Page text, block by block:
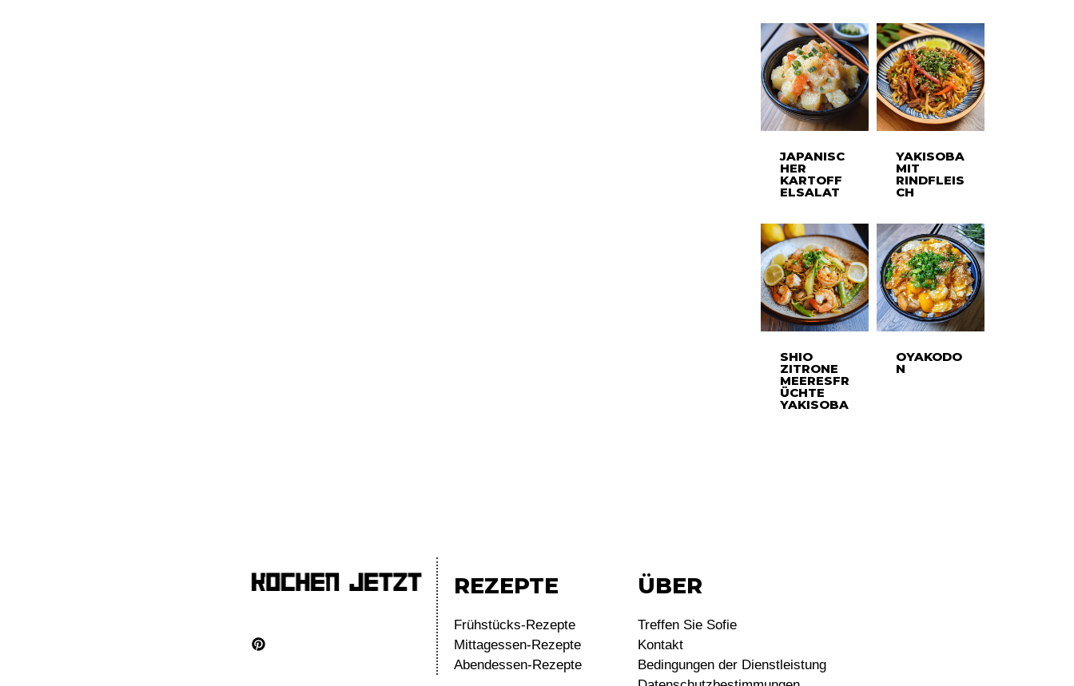
JAPANISC
HER
KARTOFF
ELSALAT
YAKISOBA
MIT
RINDFLEIS
CH
SHIO
ZITRONE
MEERESFR
ÜCHTE
YAKISOBA
OYAKODO
N
REZEPTE
Frühstücks-Rezepte
Mittagessen-Rezepte
Abendessen-Rezepte
ÜBER
Treffen Sie Sofie
Kontakt
Bedingungen der Dienstleistung